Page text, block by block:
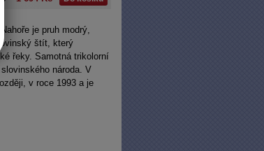
je pruh modrý,
štít, který
řeky. Samotná trikolorní
národa. V
v roce 1993 a je